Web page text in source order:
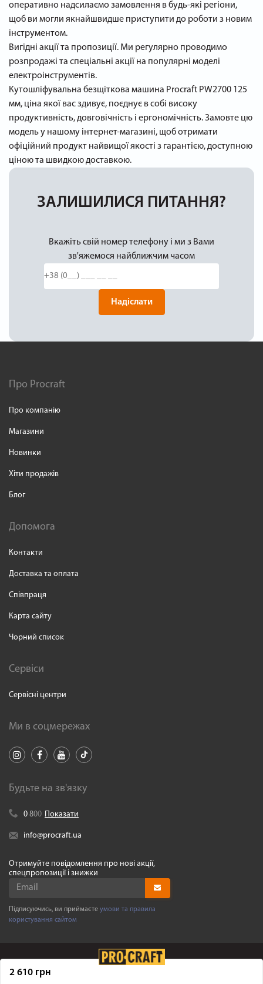
оперативно надсилаємо замовлення в будь-які регіони,
щоб ви могли якнайшвидше приступити до роботи з новим
інструментом.
Вигідні акції та пропозиції. Ми регулярно проводимо
розпродажі та спеціальні акції на популярні моделі
електроінструментів.
Кутошліфувальна безщіткова машина Procraft PW2700 125
мм, ціна якої вас здивує, поєднує в собі високу
продуктивність, довговічність і ергономічність. Замовте цю
модель у нашому інтернет-магазині, щоб отримати
офіційний продукт найвищої якості з гарантією, доступною
ціною та швидкою доставкою.
ЗАЛИШИЛИСЯ ПИТАННЯ?
Вкажіть свій номер телефону і ми з Вами
зв'яжемося найближчим часом
Надіслати
2 610 грн
Про Procraft
Про компанію
Магазини
Новинки
Хіти продажів
Блог
Допомога
Контакти
Доставка та оплата
Співпраця
Карта сайту
Чорний список
Сервіси
Сервісні центри
Ми в соцмережах
Будьте на зв'язку
0 800 Показати
info@procraft.ua
Отримуйте повідомлення про нові акції,
спецпропозиції і знижки
Підписуючись, ви приймаєте умови та правила
користування сайтом